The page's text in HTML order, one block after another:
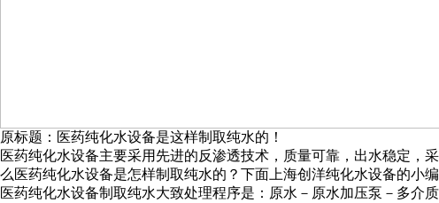
原标题：医药纯化水设备是这样制取纯水的！
医药纯化水设备主要采用先进的反渗透技术，质量可靠，出水稳定，
么医药纯化水设备是怎样制取纯水的？下面上海创洋纯化水设备的小
医药纯化水设备制取纯水大致处理程序是：原水－原水加压泵－多介